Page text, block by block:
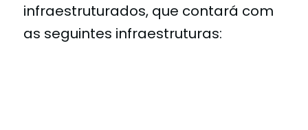
infraestruturados, que contará com
as seguintes infraestruturas: